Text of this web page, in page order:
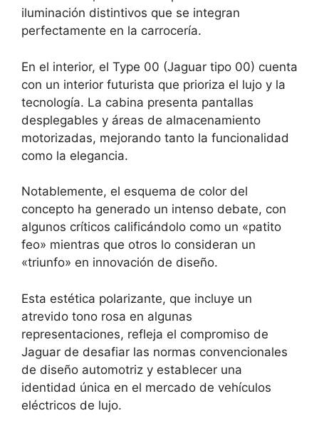
iluminación distintivos que se integran
perfectamente en la carrocería.
En el interior, el Type 00 (Jaguar tipo 00) cuenta
con un interior futurista que prioriza el lujo y la
tecnología. La cabina presenta pantallas
desplegables y áreas de almacenamiento
motorizadas, mejorando tanto la funcionalidad
como la elegancia.
Notablemente, el esquema de color del
concepto ha generado un intenso debate, con
algunos críticos calificándolo como un «patito
feo» mientras que otros lo consideran un
«triunfo» en innovación de diseño.
Esta estética polarizante, que incluye un
atrevido tono rosa en algunas
representaciones, refleja el compromiso de
Jaguar de desafiar las normas convencionales
de diseño automotriz y establecer una
identidad única en el mercado de vehículos
eléctricos de lujo.